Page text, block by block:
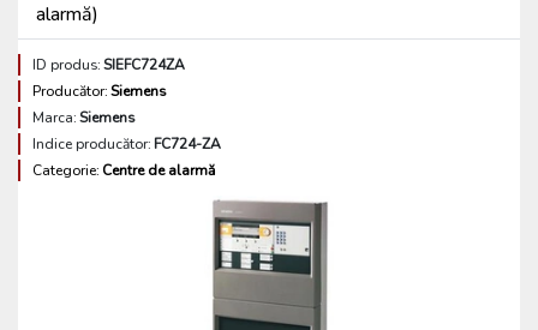
alarmă)
ID produs:SIEFC724ZA
Producător:Siemens
Marca:Siemens
Indice producător:FC724-ZA
Categorie: Centre de alarmă